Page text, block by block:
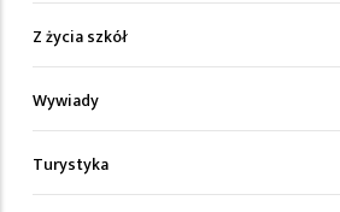
Z życia szkół
Wywiady
Turystyka